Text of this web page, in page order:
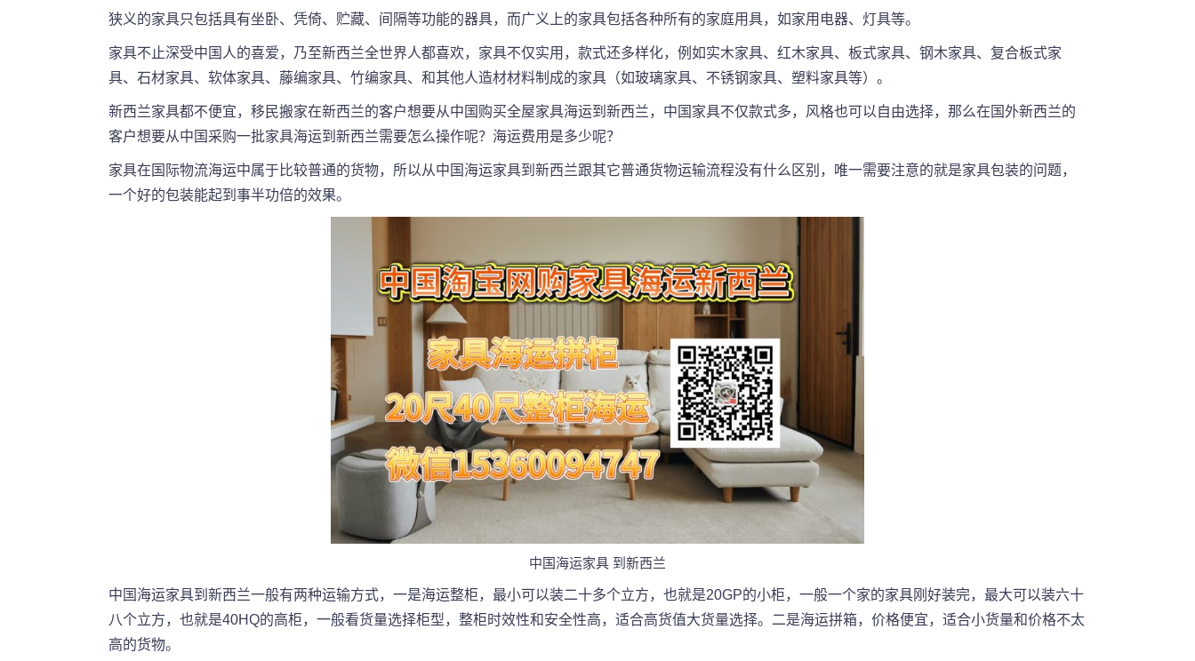
狭义的家具只包括具有坐卧、凭倚、贮藏、间隔等功能的器具，而广义上的家具包括各种所有的家庭用具，如家用电器、灯具等。
家具不止深受中国人的喜爱，乃至新西兰全世界人都喜欢，家具不仅实用，款式还多样化，例如实木家具、红木家具、板式家具、钢木家具、复合板式家
具、石材家具、软体家具、藤编家具、竹编家具、和其他人造材材料制成的家具（如玻璃家具、不锈钢家具、塑料家具等）。
新西兰家具都不便宜，移民搬家在新西兰的客户想要从中国购买全屋家具海运到新西兰，中国家具不仅款式多，风格也可以自由选择，那么在国外新西兰的
客户想要从中国采购一批家具海运到新西兰需要怎么操作呢？海运费用是多少呢？
家具在国际物流海运中属于比较普通的货物，所以从中国海运家具到 新西兰跟其它普通货物运输流程没有什么区别，唯一需要注意的就是家具包装的问题，
一个好的包装能起到事半功倍的效果。
中国海运家具 到新西兰
中国 海运家具到 新西兰一般有两种运输方式，一是海运整柜，最小可以装二十多个立方，也就是20GP的小柜，一般一个家的家具刚好装完，最大可以装六十
八个立方，也就是40HQ的高柜，一般看货量选择柜型，整柜时效性和安全性高，适合高货值大货量选择。二是海运拼箱，价格便宜，适合小货量和价格不太
高的货物。